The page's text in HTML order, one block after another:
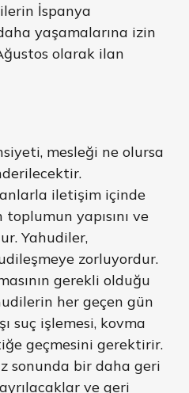
İspanya
yaşamalarına izin
olarak ilan
mesleği ne olursa
iletişim içinde
yapısını ve
Yahudiler,
zorluyordur.
gerekli olduğu
her geçen gün
suç işlemesi, kovma
geçmesini gerektirir.
sonunda bir daha geri
ve geri